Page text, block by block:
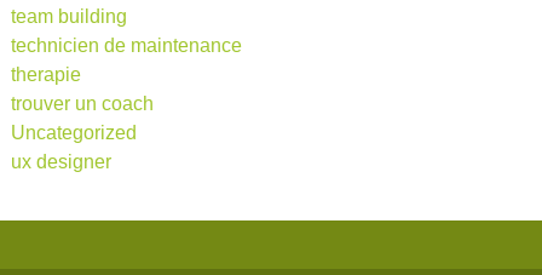
team building
technicien de maintenance
therapie
trouver un coach
Uncategorized
ux designer